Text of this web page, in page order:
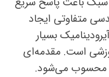
متفاوتی ایجاد
بسیار
است. مقدمه‌ای
محسوب می‌شود.